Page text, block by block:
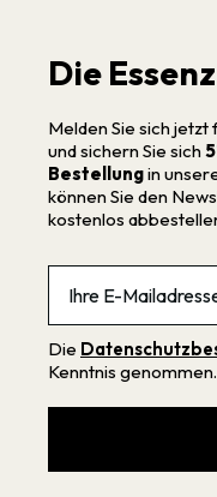
Die
Melden Sie sich
und sichern Sie sich
Bestellungin
können Sie den
kostenlos
Die
Kenntnis genommen.